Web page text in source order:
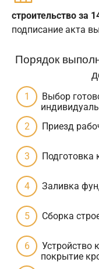
строительство за
подписание акта
Порядок
Выбор
Приезд
Подготовка
Заливка
Сборка
Устройство
покрытие